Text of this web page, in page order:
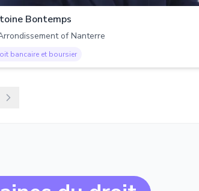
Bontemps
of Nanterre
bancaire et boursier